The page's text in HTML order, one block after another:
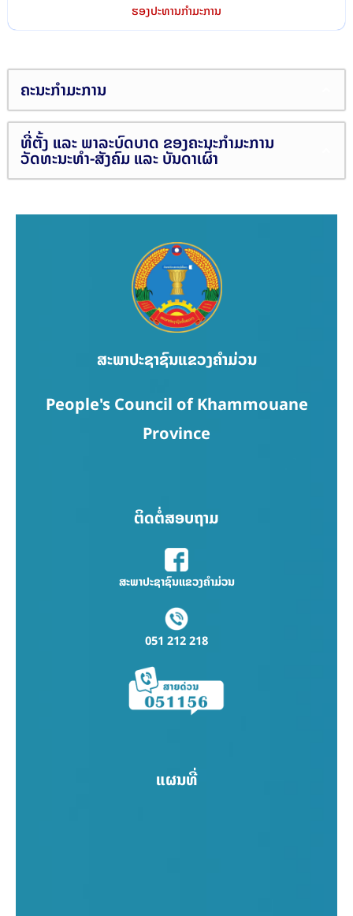
ຮອງປະທານກຳມະການ
ຄະນະກຳມະການ
ທີ່ຕັ້ງ ແລະ ພາລະບົດບາດ ຂອງຄະນະກຳມະການ
ວັດທະນະທຳ-ສັງຄົມ ແລະ ບັນດາເຜົ່າ
ສະພາປະຊາຊົນແຂວງຄຳມ່ວນ
People's Council of Khammouane
Province
ຕິດຕໍ່ສອບຖາມ
ສະພາປະຊາຊົນແຂວງຄຳມ່ວນ
051 212 218
ແຜນທີ່